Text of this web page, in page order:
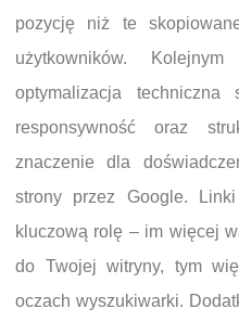
pozycję niż te
użytkowników.
optymalizacja techniczna
responsywność oraz
znaczenie dla
strony przez Google.
kluczową rolę – im więcej
do Twojej witryny, tym
oczach wyszukiwarki.